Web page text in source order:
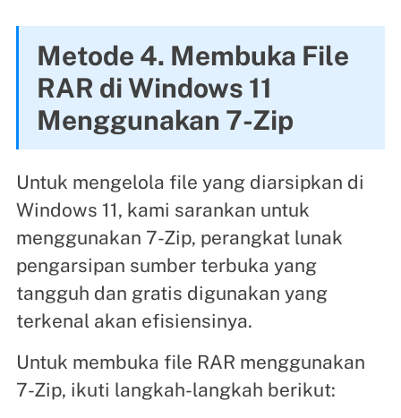
Metode 4. Membuka File
RAR di Windows 11
Menggunakan 7-Zip
Untuk mengelola file yang diarsipkan di
Windows 11, kami sarankan untuk
menggunakan 7-Zip, perangkat lunak
pengarsipan sumber terbuka yang
tangguh dan gratis digunakan yang
terkenal akan efisiensinya.
Untuk membuka file RAR menggunakan
7-Zip, ikuti langkah-langkah berikut: